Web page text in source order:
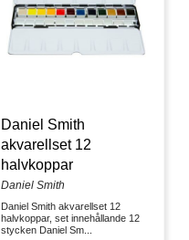
Daniel Smith
akvarellset 12
halvkoppar
Daniel Smith
Daniel Smith akvarellset 12
halvkoppar, set innehållande 12
stycken Daniel Sm...